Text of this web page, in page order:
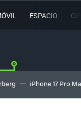
ESPACIO
iPhone 17 Pro